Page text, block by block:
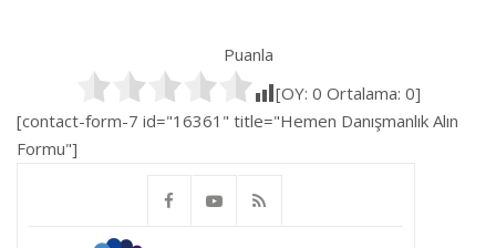
Puanla
[OY: 0 Ortalama: 0]
[contact-form-7 id="16361" title="Hemen Danışmanlık Alın
Formu"]